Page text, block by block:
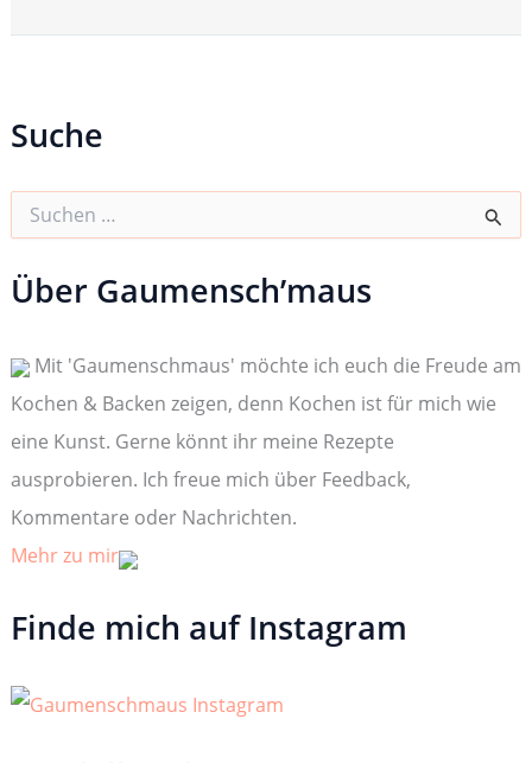
Suche
h
e
a
c
h
:
Über Gaumensch’maus
Mit 'Gaumenschmaus' möchte ich euch die Freude am
Kochen & Backen zeigen, denn Kochen ist für mich wie
eine Kunst. Gerne könnt ihr meine Rezepte
ausprobieren. Ich freue mich über Feedback,
Kommentare oder Nachrichten.
Mehr zu mir
Finde mich auf Instagram